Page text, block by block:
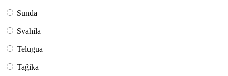
Sunda
Svahila
Telugua
Taĝika